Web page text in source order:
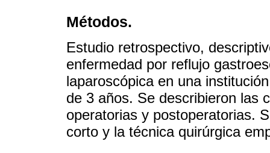
Métodos.
Estudio retrospectivo,
enfermedad por reflujo
laparoscópica en una
de 3 años. Se describieron las
operatorias y postoperatorias.
corto y la técnica quirúrgica